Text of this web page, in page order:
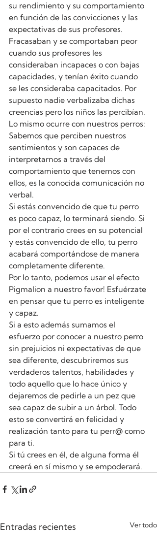
su rendimiento y su comportamiento
en función de las convicciones y las
expectativas de sus profesores.
Fracasaban y se comportaban peor
cuando sus profesores les
consideraban incapaces o con bajas
capacidades, y tenían éxito cuando
se les consideraba capacitados. Por
supuesto nadie verbalizaba dichas
creencias pero los niños las percibían.
Lo mismo ocurre con nuestros perros:
Sabemos que perciben nuestros
sentimientos y son capaces de
interpretarnos a través del
comportamiento que tenemos con
ellos, es la conocida comunicación no
verbal.
Si estás convencido de que tu perro
es poco capaz, lo terminará siendo. Si
por el contrario crees en su potencial
y estás convencido de ello, tu perro
acabará comportándose de manera
completamente diferente.
Por lo tanto, podemos usar el efecto
Pigmalion a nuestro favor! Esfuérzate
en pensar que tu perro es inteligente
y capaz.
Si a esto además sumamos el
esfuerzo por conocer a nuestro perro
sin prejuicios ni expectativas de que
sea diferente, descubriremos sus
verdaderos talentos, habilidades y
todo aquello que lo hace único y
dejaremos de pedirle a un pez que
sea capaz de subir a un árbol. Todo
esto se convertirá en felicidad y
realización tanto para tu perr@ como
para ti.
Si tú crees en él, de alguna forma él
creerá en sí mismo y se empoderará.
Entradas recientes Ver todo